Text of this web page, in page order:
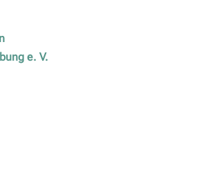
e. V.